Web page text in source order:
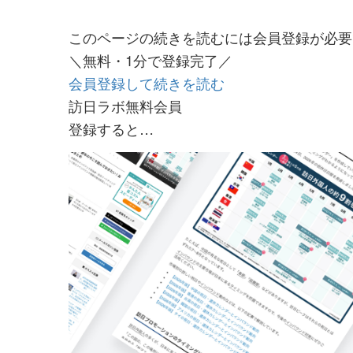
このページの続きを読むには会員登録が必
＼無料・1分で登録完了／
会員登録して続きを読む
訪日ラボ無料会員
登録すると…